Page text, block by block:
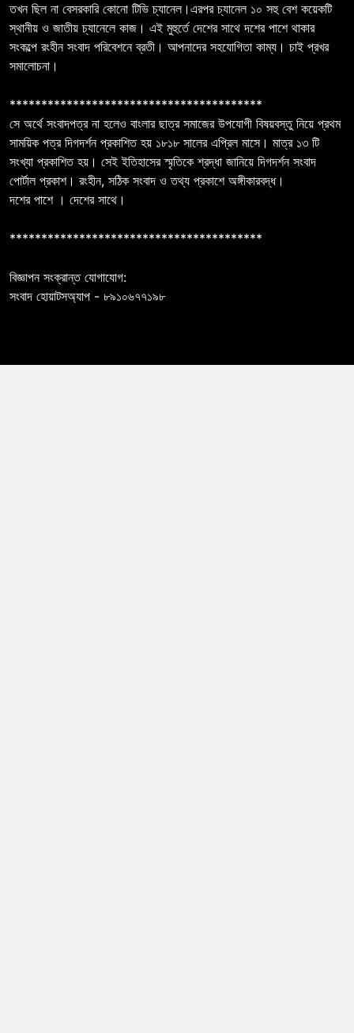
তখন ছিল না বেসরকারি কোনো টিভি চ্যানেল।এরপর চ্যানেল ১০ সহু বেশ কয়েকটি
স্থানীয় ও জাতীয় চ্যানেলে কাজ। এই মুহুর্তে দেশের সাথে দশের পাশে থাকার
সংকল্পে রংহীন সংবাদ পরিবেশনে ব্রতী। আপনাদের সহযোগিতা কাম্য। চাই প্রখর
সমালোচনা।
****************************************
সে অর্থে সংবাদপত্র না হলেও বাংলার ছাত্র সমাজের উপযোগী বিষয়বস্তু নিয়ে প্রথম
সাময়িক পত্র দিগদর্শন প্রকাশিত হয় ১৮১৮ সালের এপ্রিল মাসে। মাত্র ১৩ টি
সংখ্যা প্রকাশিত হয়। সেই ইতিহাসের স্মৃতিকে শ্রদ্ধা জানিয়ে দিগদর্শন সংবাদ
পোর্টাল প্রকাশ। রংহীন, সঠিক সংবাদ ও তথ্য প্রকাশে অঙ্গীকারবদ্ধ।
দশের পাশে । দেশের সাথে।
****************************************
বিজ্ঞাপন সংক্রান্ত যোগাযোগ:
সংবাদ হোয়াটসঅ্যাপ - ৮৯১০৬৭৭১৯৮